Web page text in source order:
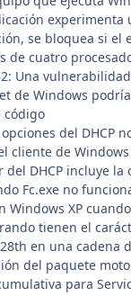
se bloquea si el
de cuatro
Una
de Windows
código
del DHCP
cliente de Windows
DHCP incluye la
Fc.exe no
Windows XP
tienen el
en una cadena
del paquete
para